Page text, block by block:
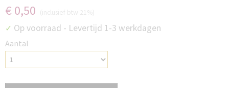
€ 0,50
✓ Op voorraad - Levertijd 1-3 werkdagen
Aantal